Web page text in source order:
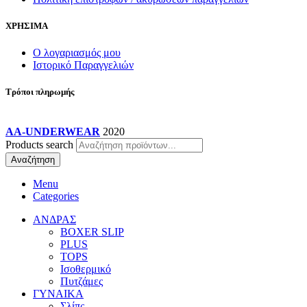
ΧΡΗΣΙΜΑ
Ο λογαριασμός μου
Ιστορικό Παραγγελιών
Τρόποι πληρωμής
AA-UNDERWEAR 2020
Products search
Αναζήτηση
Menu
Categories
ΑΝΔΡΑΣ
BOXER SLIP
PLUS
TOPS
Ισοθερμικό
Πυτζάμες
ΓΥΝΑΙΚΑ